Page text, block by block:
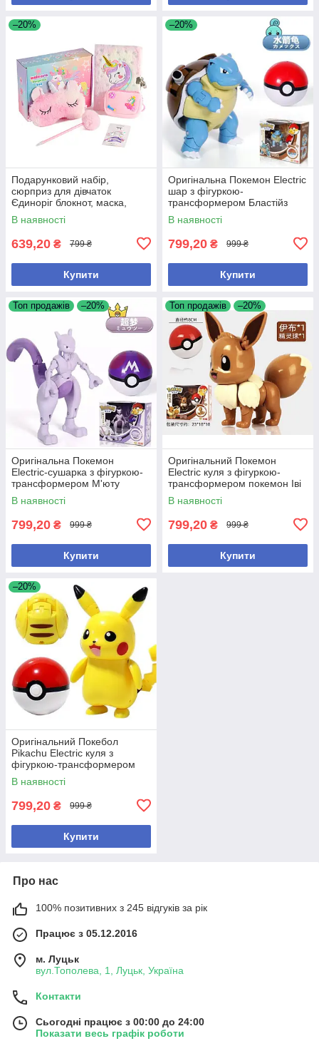
–20%
Подарунковий набір,
сюрприз для дівчаток
Єдиноріг блокнот, маска,
ручка, заколки, гаманець
В наявності
639,20 ₴ 799 ₴
Купити
–20%
Оригінальна Покемон Electric
шар з фігуркою-
трансформером Бластійз
В наявності
799,20 ₴ 999 ₴
Купити
Топ продажів –20%
Оригінальна Покемон
Electric-сушарка з фігуркою-
трансформером М'юту
В наявності
799,20 ₴ 999 ₴
Купити
Топ продажів –20%
Оригінальний Покемон
Electric куля з фігуркою-
трансформером покемон Іві
пошкоджена коробка
В наявності
799,20 ₴ 999 ₴
Купити
–20%
Оригінальний Покебол
Pikachu Electric куля з
фігуркою-трансформером
Покемон Пікачу
В наявності
799,20 ₴ 999 ₴
Купити
Про нас
100% позитивних з 245 відгуків за рік
Працює з 05.12.2016
м. Луцьк
вул.Тополева, 1, Луцьк, Україна
Контакти
Сьогодні працює з 00:00 до 24:00
Показати весь графік роботи